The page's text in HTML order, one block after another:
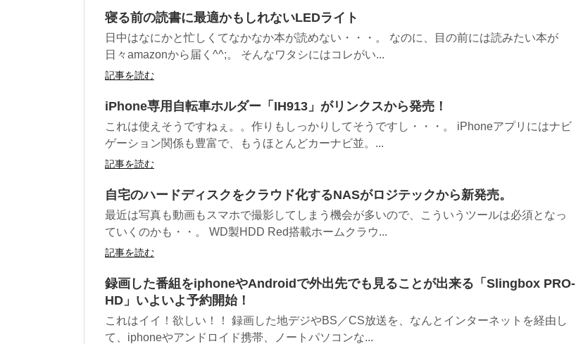
寝る前の読書に最適かもしれないLEDライト
日中はなにかと忙しくてなかなか本が読めない・・・。 なのに、目の前には読みたい本が
日々amazonから届く^^;。 そんなワタシにはコレがい...
記事を読む
iPhone専用自転車ホルダー「IH913」がリンクスから発売！
これは使えそうですねぇ。。作りもしっかりしてそうですし・・・。 iPhoneアプリにはナビ
ゲーション関係も豊富で、もうほとんどカーナビ並。...
記事を読む
自宅のハードディスクをクラウド化するNASがロジテックから新発売。
最近は写真も動画もスマホで撮影してしまう機会が多いので、こういうツールは必須となっ
ていくのかも・・。 WD製HDD Red搭載ホームクラウ...
記事を読む
録画した番組をiphoneやAndroidで外出先でも見ることが出来る「Slingbox PRO-
HD」いよいよ予約開始！
これはイイ！欲しい！！ 録画した地デジやBS／CS放送を、なんとインターネットを経由し
て、iphoneやアンドロイド携帯、ノートパソコンな...